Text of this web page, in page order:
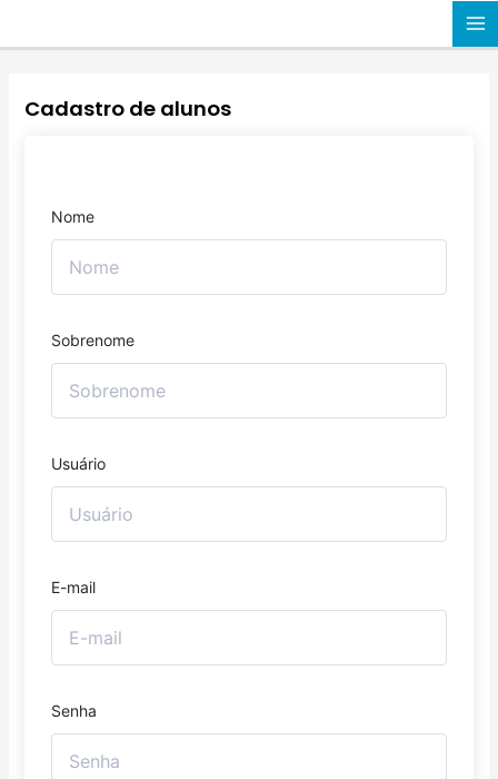
Cadastro de alunos
Nome
Sobrenome
Usuário
E-mail
Senha